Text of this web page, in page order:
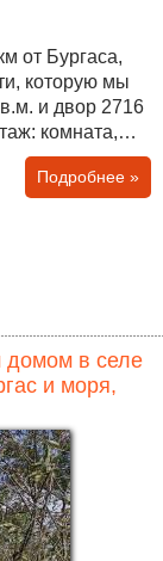
от Бургаса,
и двор 2716
комната
- новая
новая входная
Подробнее »
домом в селе
и моря,